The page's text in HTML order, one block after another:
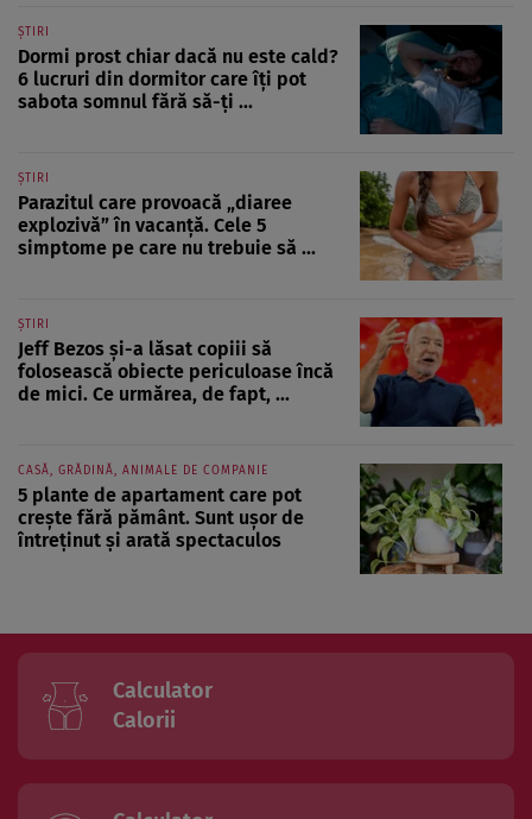
ȘTIRI
Dormi prost chiar dacă nu este cald?
6 lucruri din dormitor care îți pot
sabota somnul fără să-ți ...
ȘTIRI
Parazitul care provoacă „diaree
explozivă” în vacanță. Cele 5
simptome pe care nu trebuie să ...
ȘTIRI
Jeff Bezos și-a lăsat copiii să
folosească obiecte periculoase încă
de mici. Ce urmărea, de fapt, ...
CASĂ, GRĂDINĂ, ANIMALE DE COMPANIE
5 plante de apartament care pot
crește fără pământ. Sunt ușor de
întreținut și arată spectaculos
Calculator
Calorii